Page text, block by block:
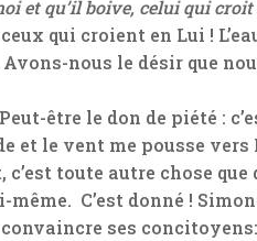
et qu’il boive, celui qui
qui croient en Lui !
nous le désir que
être le don de piété :
et le vent me pousse vers
toute autre chose que
C’est donné !
ses